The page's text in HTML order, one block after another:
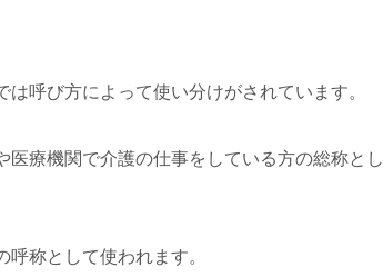
呼び方によって使い分けがされています。
療機関で介護の仕事をしている方の総称とし
称として使われます。